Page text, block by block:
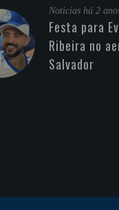
Noticias há 2
Festa para
Ribeira no
Salvador